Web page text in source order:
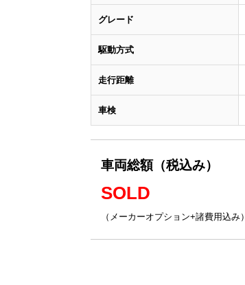
グレード
駆動方式
走行距離
車検
車両総額（税込み）
SOLD
（メーカーオプション+諸費用込み）